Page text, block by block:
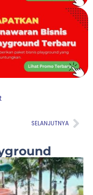
SELANJUTNYA